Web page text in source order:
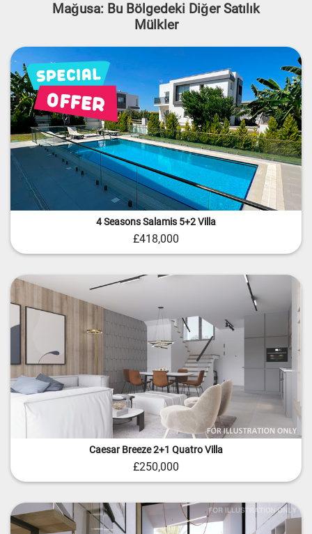
Mağusa: Bu Bölgedeki Diğer Satılık
Mülkler
4 Seasons Salamis 5+2 Villa
£418,000
Caesar Breeze 2+1 Quatro Villa
£250,000